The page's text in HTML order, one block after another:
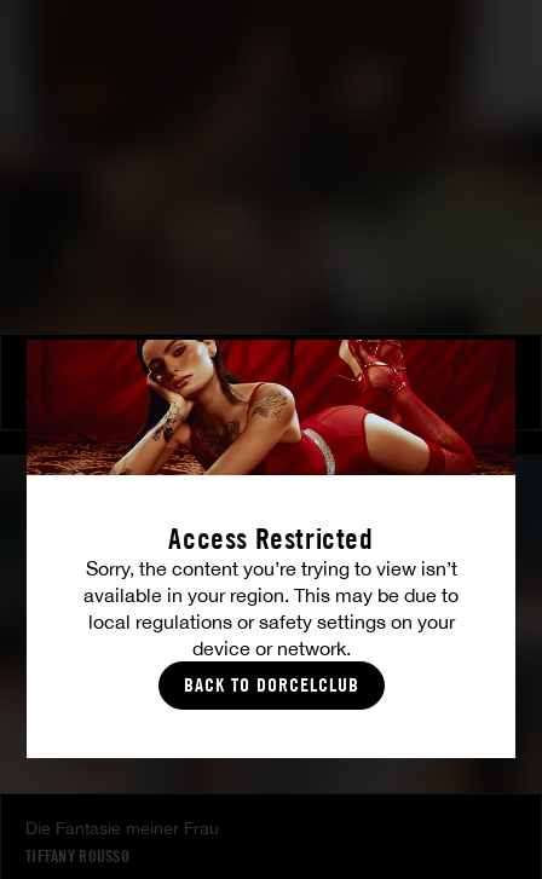
Access Restricted
Sorry, the content you’re trying to view isn’t
available in your region. This may be due to
local regulations or safety settings on your
device or network.
BACK TO DORCELCLUB
Orgy at the castel
ALEXIS CRYSTAL |CLAIRE CASTEL
Die Fantasie meiner Frau
TIFFANY ROUSSO